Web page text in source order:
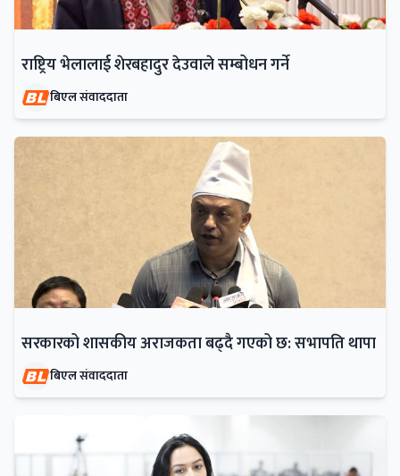
राष्ट्रिय भेलालाई शेरबहादुर देउवाले सम्बोधन गर्ने
बिएल संवाददाता
सरकारको शासकीय अराजकता बढ्दै गएको छ: सभापति थापा
बिएल संवाददाता